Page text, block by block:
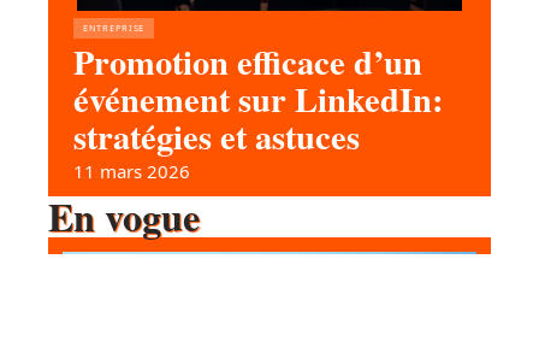
ENTREPRISE
Promotion efficace d’un
événement sur LinkedIn:
stratégies et astuces
11 mars 2026
En vogue